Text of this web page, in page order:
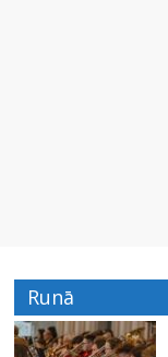
Runā